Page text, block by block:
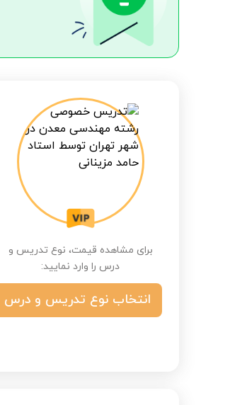
برای مشاهده قیمت، نوع تدریس و
درس را وارد نمایید:
انتخاب نوع تدریس و درس